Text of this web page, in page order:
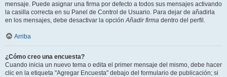
mensaje. Puede asignar una firma por defecto a todos sus mensajes activando
la casilla correcta en su Panel de Control de Usuario. Para dejar de añadirla
en los mensajes, debe desactivar la opciónAñadir firma dentro del perfil.
Arriba
¿Cómo creo una encuesta?
Cuando inicia un nuevo tema o edita el primer mensaje del mismo, debe hacer
clic en la etiqueta "Agregar Encuesta" debajo del formulario de publicación; si